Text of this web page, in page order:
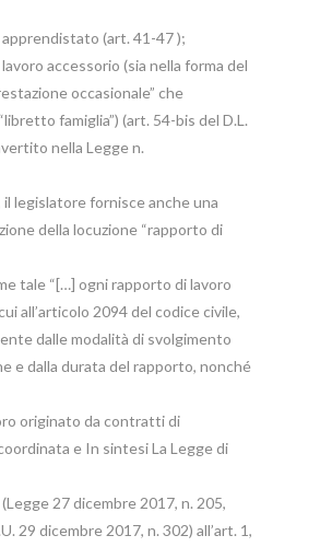
(art. 41-47 );
accessorio (sia nella forma del
occasionale” che
famiglia”) (art. 54-bis del D.L.
nella Legge n.
legislatore fornisce anche una
della locuzione “rapporto di
tale “[…] ogni rapporto di lavoro
all’articolo 2094 del codice civile,
dalle modalità di svolgimento
e dalla durata del rapporto, nonché
originato da contratti di
e In sintesi La Legge di
27 dicembre 2017, n. 205,
29 dicembre 2017, n. 302) all’art. 1,